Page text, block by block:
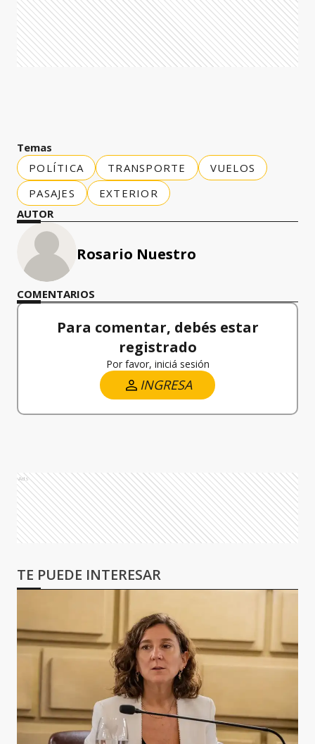
Temas
POLÍTICA
TRANSPORTE
VUELOS
PASAJES
EXTERIOR
AUTOR
Rosario Nuestro
COMENTARIOS
Para comentar, debés estar
registrado
Por favor, iniciá sesión
INGRESA
Ads
TE PUEDE INTERESAR